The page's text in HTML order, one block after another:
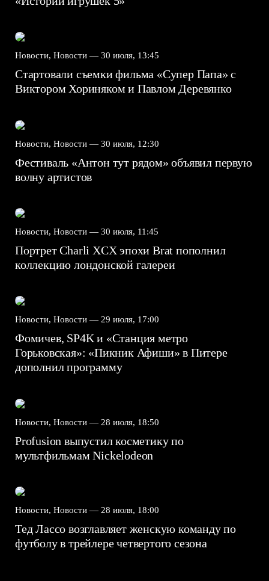
Новости, Новости — 30 июля, 13:45
Стартовали съемки фильма «Супер Папа» с
Виктором Хориняком и Павлом Деревянко
Новости, Новости — 30 июля, 12:30
Фестиваль «Антон тут рядом» объявил первую
волну артистов
Новости, Новости — 30 июля, 11:45
Портрет Charli XCX эпохи Brat пополнил
коллекцию лондонской галереи
Новости, Новости — 29 июля, 17:00
Фомичев, SP4K и «Станция метро
Горьковская»: «Пикник Афиши» в Питере
дополнил программу
Новости, Новости — 28 июля, 18:50
Profusion выпустил косметику по
мультфильмам Nickelodeon
Новости, Новости — 28 июля, 18:00
Тед Лассо возглавляет женскую команду по
футболу в трейлере четвертого сезона